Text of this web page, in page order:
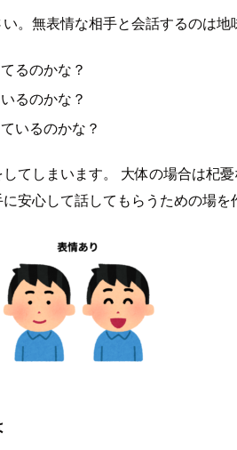
。無表情な相手と会話するのは地
るのかな？
るのかな？
いるのかな？
てしまいます。 大体の場合は杞
安心して話してもらうための場を